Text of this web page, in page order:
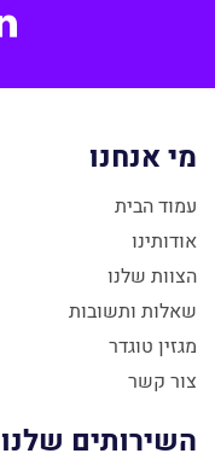
מי אנחנו
עמוד הבית
אודותינו
הצוות שלנו
שאלות ותשובות
מגזין טוגדר
צור קשר
השירותים שלנו